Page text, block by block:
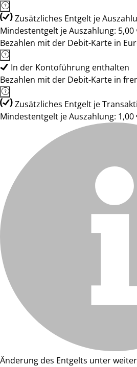
Zusätzliches Entgelt je
Mindestentgelt je Auszahlung: 5,00
Bezahlen mit der Debit-Karte in
In der Kontoführung enthalten
Bezahlen mit der Debit-Karte in
Zusätzliches Entgelt je
Mindestentgelt je Auszahlung: 1,00
Änderung des Entgelts unter